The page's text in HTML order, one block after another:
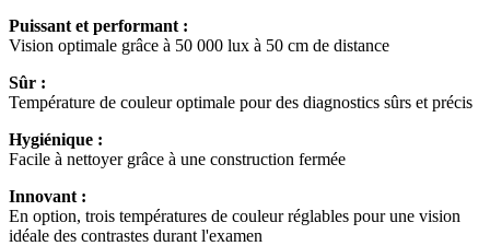
Puissant et performant :
Vision optimale grâce à 50 000 lux à 50 cm de distance
Sûr :
Température de couleur optimale pour des diagnostics sûrs et précis
Hygiénique :
Facile à nettoyer grâce à une construction fermée
Innovant :
En option, trois températures de couleur réglables pour une vision
idéale des contrastes durant l'examen